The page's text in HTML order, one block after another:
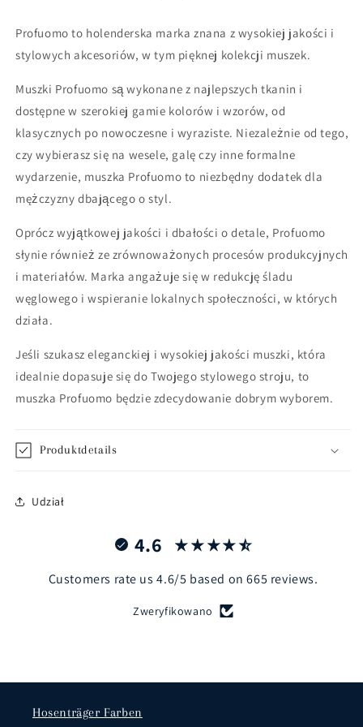
Profuomo to holenderska marka znana z wysokiej jakości i
stylowych akcesoriów, w tym pięknej kolekcji muszek.
Muszki Profuomo są wykonane z najlepszych tkanin i
dostępne w szerokiej gamie kolorów i wzorów, od
klasycznych po nowoczesne i wyraziste. Niezależnie od tego,
czy wybierasz się na wesele, galę czy inne formalne
wydarzenie, muszka Profuomo to niezbędny dodatek dla
mężczyzny dbającego o styl.
Oprócz wyjątkowej jakości i dbałości o detale, Profuomo
słynie również ze zrównoważonych procesów produkcyjnych
i materiałów. Marka angażuje się w redukcję śladu
węglowego i wspieranie lokalnych społeczności, w których
działa.
Jeśli szukasz eleganckiej i wysokiej jakości muszki, która
idealnie dopasuje się do Twojego stylowego stroju, to
muszka Profuomo będzie zdecydowanie dobrym wyborem.
Produktdetails
Udział
4.6
Customers rate us 4.6/5 based on 665 reviews.
Zweryfikowano
Hosenträger Farben